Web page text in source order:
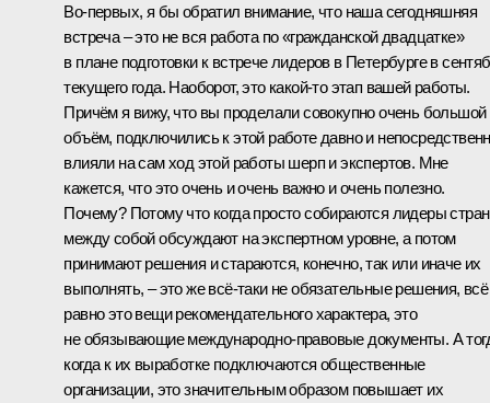
Во‑первых, я бы обратил внимание, что наша сегодняшняя
встреча – это не вся работа по «гражданской двадцатке»
в плане подготовки к встрече лидеров в Петербурге в
текущего года. Наоборот, это какой‑то этап вашей работы.
Причём я вижу, что вы проделали совокупно очень большой
объём, подключились к этой работе давно и
влияли на сам ход этой работы шерп и экспертов. Мне
кажется, что это очень и очень важно и очень полезно.
Почему? Потому что когда просто собираются лидеры
между собой обсуждают на экспертном уровне, а потом
принимают решения и стараются, конечно, так или иначе их
выполнять, – это же всё‑таки не обязательные решения, всё
равно это вещи рекомендательного характера, это
не обязывающие международно-правовые документы. А
когда к их выработке подключаются общественные
организации, это значительным образом повышает их